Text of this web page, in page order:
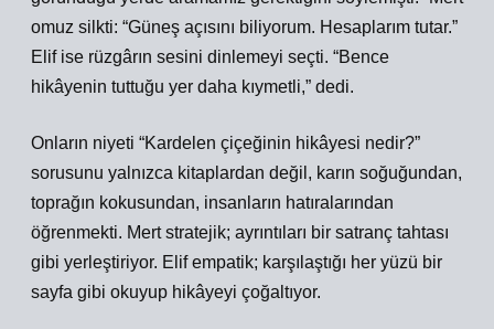
omuz silkti: “Güneş açısını biliyorum. Hesaplarım tutar.”
Elif ise rüzgârın sesini dinlemeyi seçti. “Bence
hikâyenin tuttuğu yer daha kıymetli,” dedi.
Onların niyeti “Kardelen çiçeğinin hikâyesi nedir?”
sorusunu yalnızca kitaplardan değil, karın soğuğundan,
toprağın kokusundan, insanların hatıralarından
öğrenmekti. Mert stratejik; ayrıntıları bir satranç tahtası
gibi yerleştiriyor. Elif empatik; karşılaştığı her yüzü bir
sayfa gibi okuyup hikâyeyi çoğaltıyor.